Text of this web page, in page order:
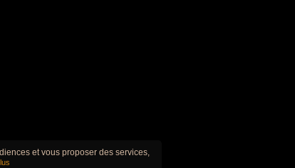
et vous proposer des services,